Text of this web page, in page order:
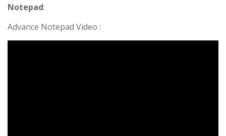
Notepad:
Advance Notepad Video :